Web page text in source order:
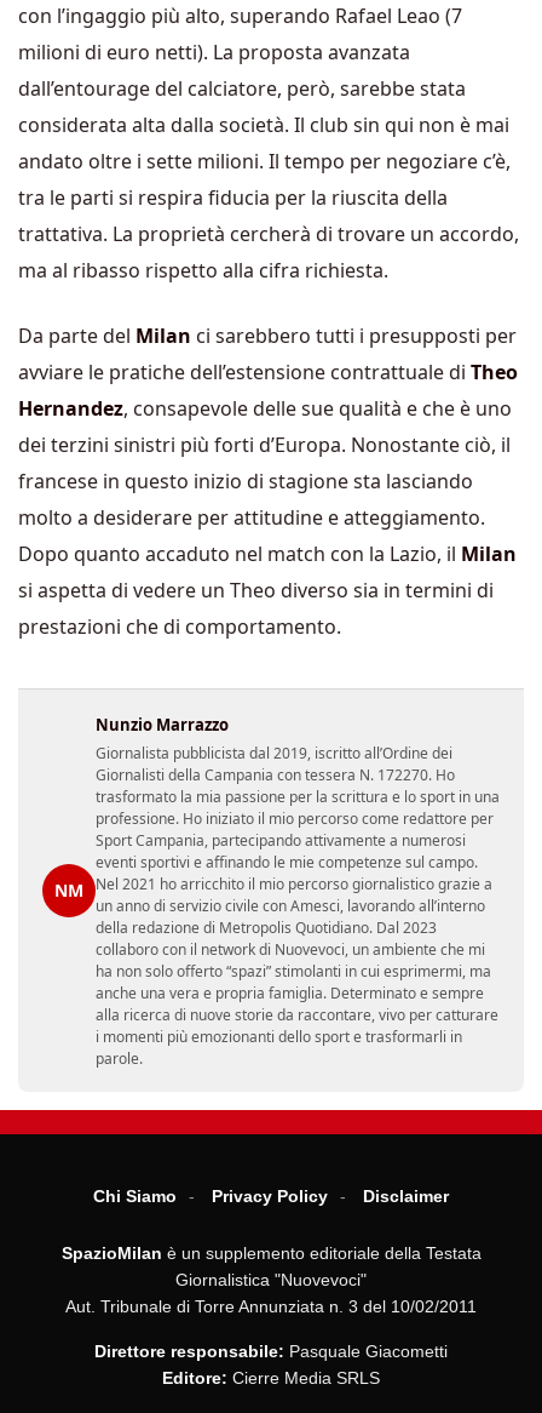
con l’ingaggio più alto, superando Rafael Leao (7
milioni di euro netti). La proposta avanzata
dall’entourage del calciatore, però, sarebbe stata
considerata alta dalla società. Il club sin qui non è mai
andato oltre i sette milioni. Il tempo per negoziare c’è,
tra le parti si respira fiducia per la riuscita della
trattativa. La proprietà cercherà di trovare un accordo,
ma al ribasso rispetto alla cifra richiesta.
Da parte del Milan ci sarebbero tutti i presupposti per
avviare le pratiche dell’estensione contrattuale di Theo
Hernandez, consapevole delle sue qualità e che è uno
dei terzini sinistri più forti d’Europa. Nonostante ciò, il
francese in questo inizio di stagione sta lasciando
molto a desiderare per attitudine e atteggiamento.
Dopo quanto accaduto nel match con la Lazio, il Milan
si aspetta di vedere un Theo diverso sia in termini di
prestazioni che di comportamento.
NM
Nunzio Marrazzo
Giornalista pubblicista dal 2019, iscritto all’Ordine dei
Giornalisti della Campania con tessera N. 172270. Ho
trasformato la mia passione per la scrittura e lo sport in una
professione. Ho iniziato il mio percorso come redattore per
Sport Campania, partecipando attivamente a numerosi
eventi sportivi e affinando le mie competenze sul campo.
Nel 2021 ho arricchito il mio percorso giornalistico grazie a
un anno di servizio civile con Amesci, lavorando all’interno
della redazione di Metropolis Quotidiano. Dal 2023
collaboro con il network di Nuovevoci, un ambiente che mi
ha non solo offerto “spazi” stimolanti in cui esprimermi, ma
anche una vera e propria famiglia. Determinato e sempre
alla ricerca di nuove storie da raccontare, vivo per catturare
i momenti più emozionanti dello sport e trasformarli in
parole.
Chi Siamo Privacy Policy Disclaimer
SpazioMilan è un supplemento editoriale della Testata
Giornalistica "Nuovevoci"
Aut. Tribunale di Torre Annunziata n. 3 del 10/02/2011
Direttore responsabile: Pasquale Giacometti
Editore: Cierre Media SRLS